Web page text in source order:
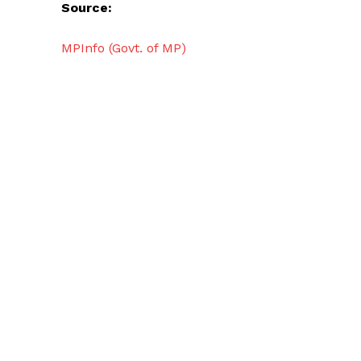
Source:
MPInfo (Govt. of MP)